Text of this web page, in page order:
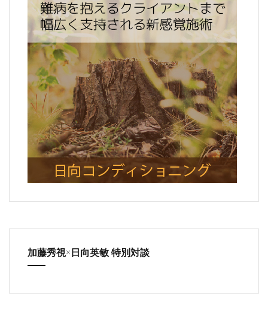
加藤秀視×日向英敏 特別対談